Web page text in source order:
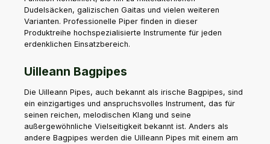
Dudelsäcken, galizischen Gaitas und vielen weiteren
Varianten. Professionelle Piper finden in dieser
Produktreihe hochspezialisierte Instrumente für jeden
erdenklichen Einsatzbereich.
Uilleann Bagpipes
Die Uilleann Pipes, auch bekannt als irische Bagpipes, sind
ein einzigartiges und anspruchsvolles Instrument, das für
seinen reichen, melodischen Klang und seine
außergewöhnliche Vielseitigkeit bekannt ist. Anders als
andere Bagpipes werden die Uilleann Pipes mit einem am